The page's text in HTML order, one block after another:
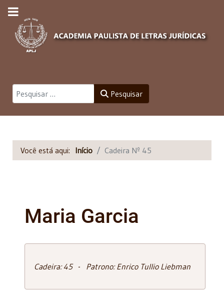
Pesquisar Pesquisar
Você está aqui: Início Cadeira Nº 45
Maria Garcia
Cadeira: 45 - Patrono: Enrico Tullio Liebman